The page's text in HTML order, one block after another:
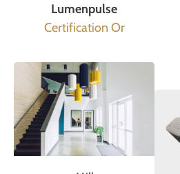
Lumenpulse
Certification Or